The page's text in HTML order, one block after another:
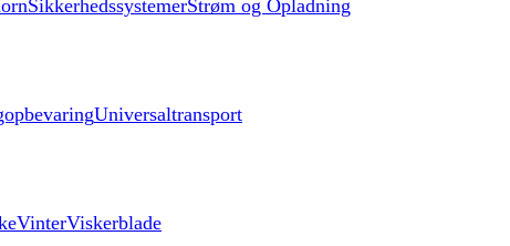
SikkerhedssystemerStrøm og Opladning
Universaltransport
VinterViskerblade